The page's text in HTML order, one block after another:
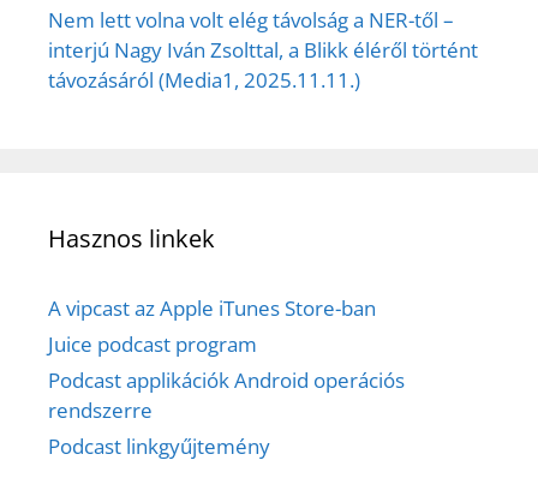
Nem lett volna volt elég távolság a NER-től –
interjú Nagy Iván Zsolttal, a Blikk éléről történt
távozásáról (Media1, 2025.11.11.)
Hasznos linkek
A vipcast az Apple iTunes Store-ban
Juice podcast program
Podcast applikációk Android operációs
rendszerre
Podcast linkgyűjtemény